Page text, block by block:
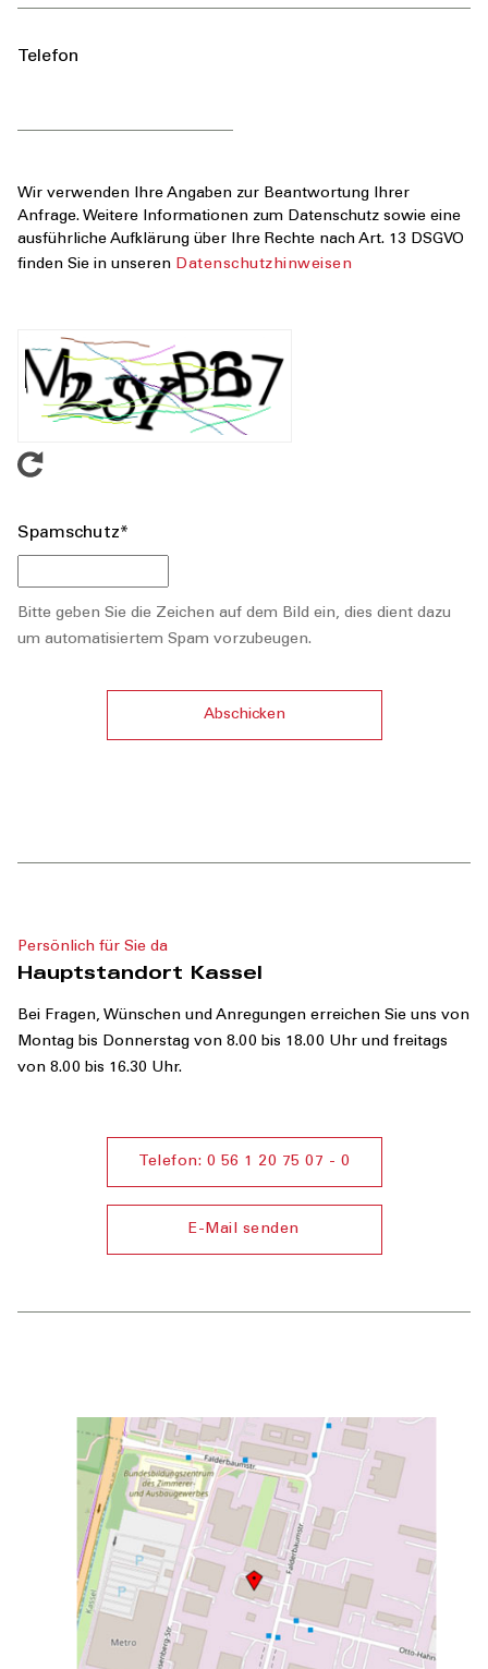
Telefon
Wir verwenden Ihre Angaben zur Beantwortung Ihrer
Anfrage. Weitere Informationen zum Datenschutz sowie eine
ausführliche Aufklärung über Ihre Rechte nach Art. 13 DSGVO
finden Sie in unseren Datenschutzhinweisen
Spamschutz*
Bitte geben Sie die Zeichen auf dem Bild ein, dies dient dazu
um automatisiertem Spam vorzubeugen.
Persönlich für Sie da
Hauptstandort Kassel
Bei Fragen, Wünschen und Anregungen erreichen Sie uns von
Montag bis Donnerstag von 8.00 bis 18.00 Uhr und freitags
von 8.00 bis 16.30 Uhr.
Telefon: 0 56 1 20 75 07 - 0
E-Mail senden